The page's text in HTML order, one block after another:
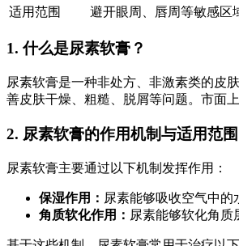
适用范围
避开眼周、唇周等敏感区
1. 什么是尿素软膏？
尿素软膏是一种非处方、非激素类的皮
善皮肤干燥、粗糙、脱屑等问题。市面
2. 尿素软膏的作用机制与适用范围
尿素软膏主要通过以下机制发挥作用：
保湿作用： 尿素能够吸收空气中的
角质软化作用： 尿素能够软化角质